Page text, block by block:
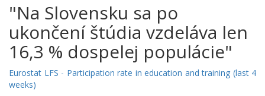
"Na Slovensku sa po
ukončení štúdia vzdeláva len
16,3 % dospelej populácie"
Eurostat LFS - Participation rate in education and training (last 4
weeks)